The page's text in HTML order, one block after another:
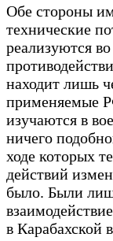
Обе стороны
технические
реализуются
находит лишь
применяемые
изучаются в
ничего
ходе которых
действий
было. Были
в Карабахской